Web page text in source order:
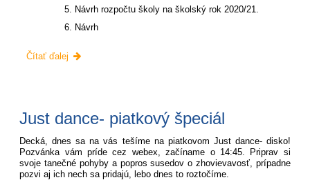
Návrh rozpočtu školy na školský rok 2020/21.
Návrh
Pozvánka
Čítať ďalej
Just dance- piatkový špeciál
Decká, dnes sa na vás tešíme na piatkovom Just dance- disko!
Pozvánka vám príde cez webex, začíname o 14:45. Priprav si
svoje tanečné pohyby a popros susedov o zhovievavosť, prípadne
pozvi aj ich nech sa pridajú, lebo dnes to roztočíme.